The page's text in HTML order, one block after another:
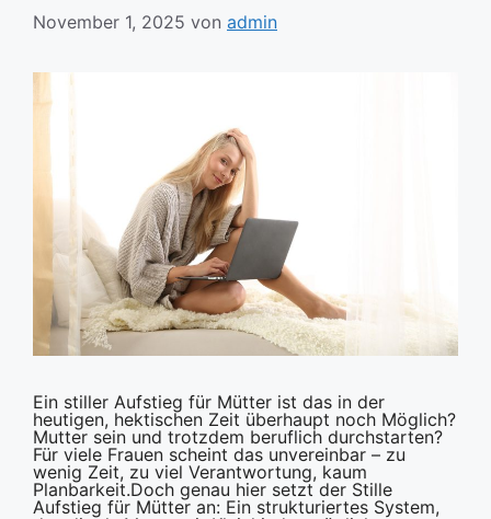
November 1, 2025 von admin
Ein stiller Aufstieg für Mütter ist das in der
heutigen, hektischen Zeit überhaupt noch Möglich?
Mutter sein und trotzdem beruflich durchstarten?
Für viele Frauen scheint das unvereinbar – zu
wenig Zeit, zu viel Verantwortung, kaum
Planbarkeit.Doch genau hier setzt der Stille
Aufstieg für Mütter an: Ein strukturiertes System,